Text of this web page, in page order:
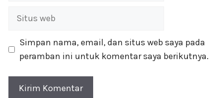
Situs
Simpan nama, email, dan situs web saya pada
peramban ini untuk komentar saya berikutnya.